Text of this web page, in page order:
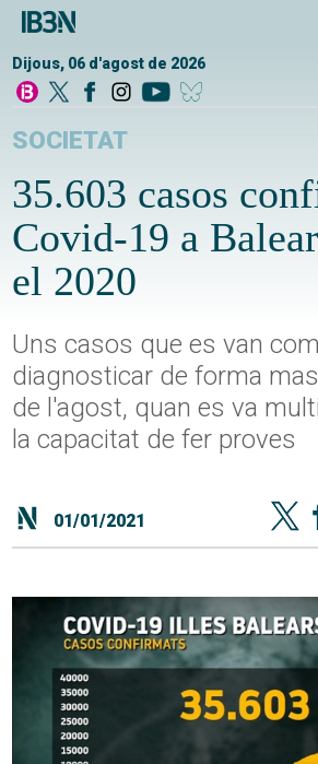
Dijous, 06 d'agost de 2026
SOCIETAT
35.603 casos
Covid-19 a
el 2020
Uns casos que es van
diagnosticar de forma
de l'agost, quan es va
la capacitat de fer proves
01/01/2021